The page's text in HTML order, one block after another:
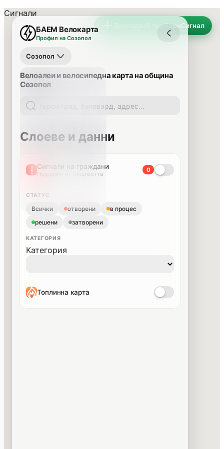
Докладвай проблемСигнал
БАЕМ Велокарта
Профил на Созопол
Созопол
Велоалеи и велосипедна карта на община
Созопол
Слоеве и данни
Сигнали на граждани
Подадени от общността
0
СТАТУС
Всички отворени
в процес
решени
затворени
КАТЕГОРИЯ
Категория
Топлинна карта
Сигнали